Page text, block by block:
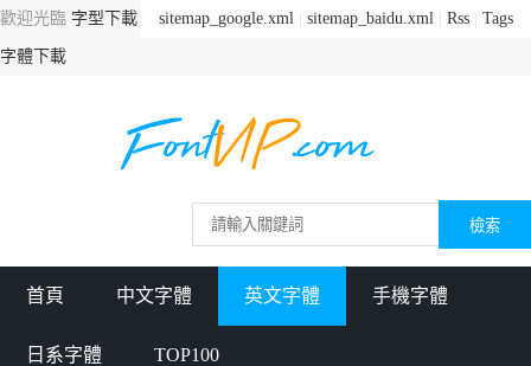
sitemap_google.xml sitemap_baidu.xml Rss Tags
歡迎光臨 字型下載
字體下載
首頁 中文字體 英文字體 手機字體
日系字體 TOP100